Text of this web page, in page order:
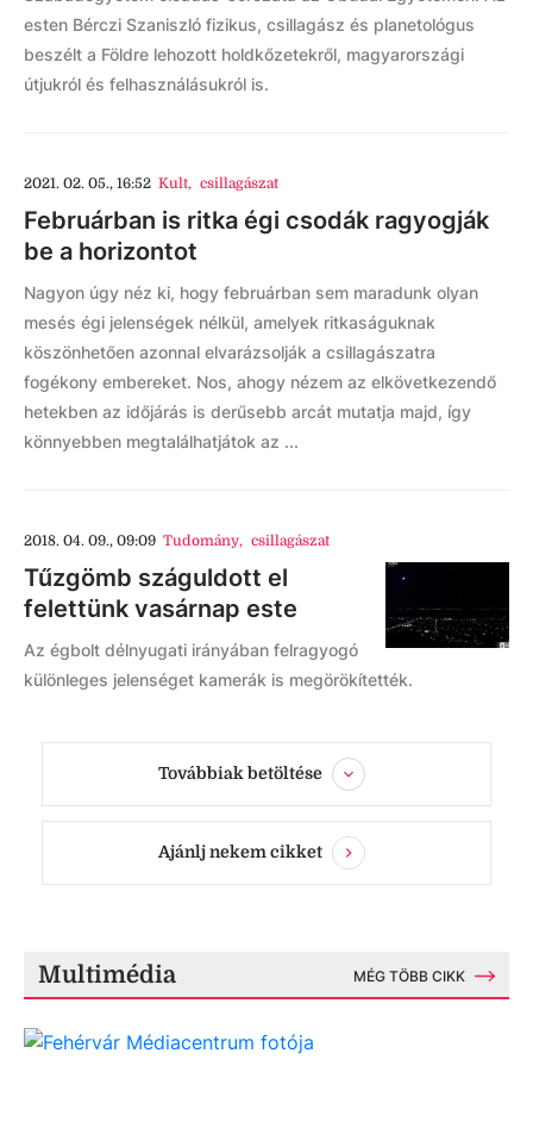
esten Bérczi Szaniszló fizikus, csillagász és planetológus
beszélt a Földre lehozott holdkőzetekről, magyarországi
útjukról és felhasználásukról is.
2021. 02. 05., 16:52 Kult, csillagászat
Februárban is ritka égi csodák ragyogják
be a horizontot
Nagyon úgy néz ki, hogy februárban sem maradunk olyan
mesés égi jelenségek nélkül, amelyek ritkaságuknak
köszönhetően azonnal elvarázsolják a csillagászatra
fogékony embereket. Nos, ahogy nézem az elkövetkezendő
hetekben az időjárás is derűsebb arcát mutatja majd, így
könnyebben megtalálhatjátok az ...
2018. 04. 09., 09:09 Tudomány, csillagászat
Tűzgömb száguldott el
felettünk vasárnap este
Az égbolt délnyugati irányában felragyogó
különleges jelenséget kamerák is megörökítették.
Továbbiak betöltése
Ajánlj nekem cikket
Multimédia MÉG TÖBB CIKK